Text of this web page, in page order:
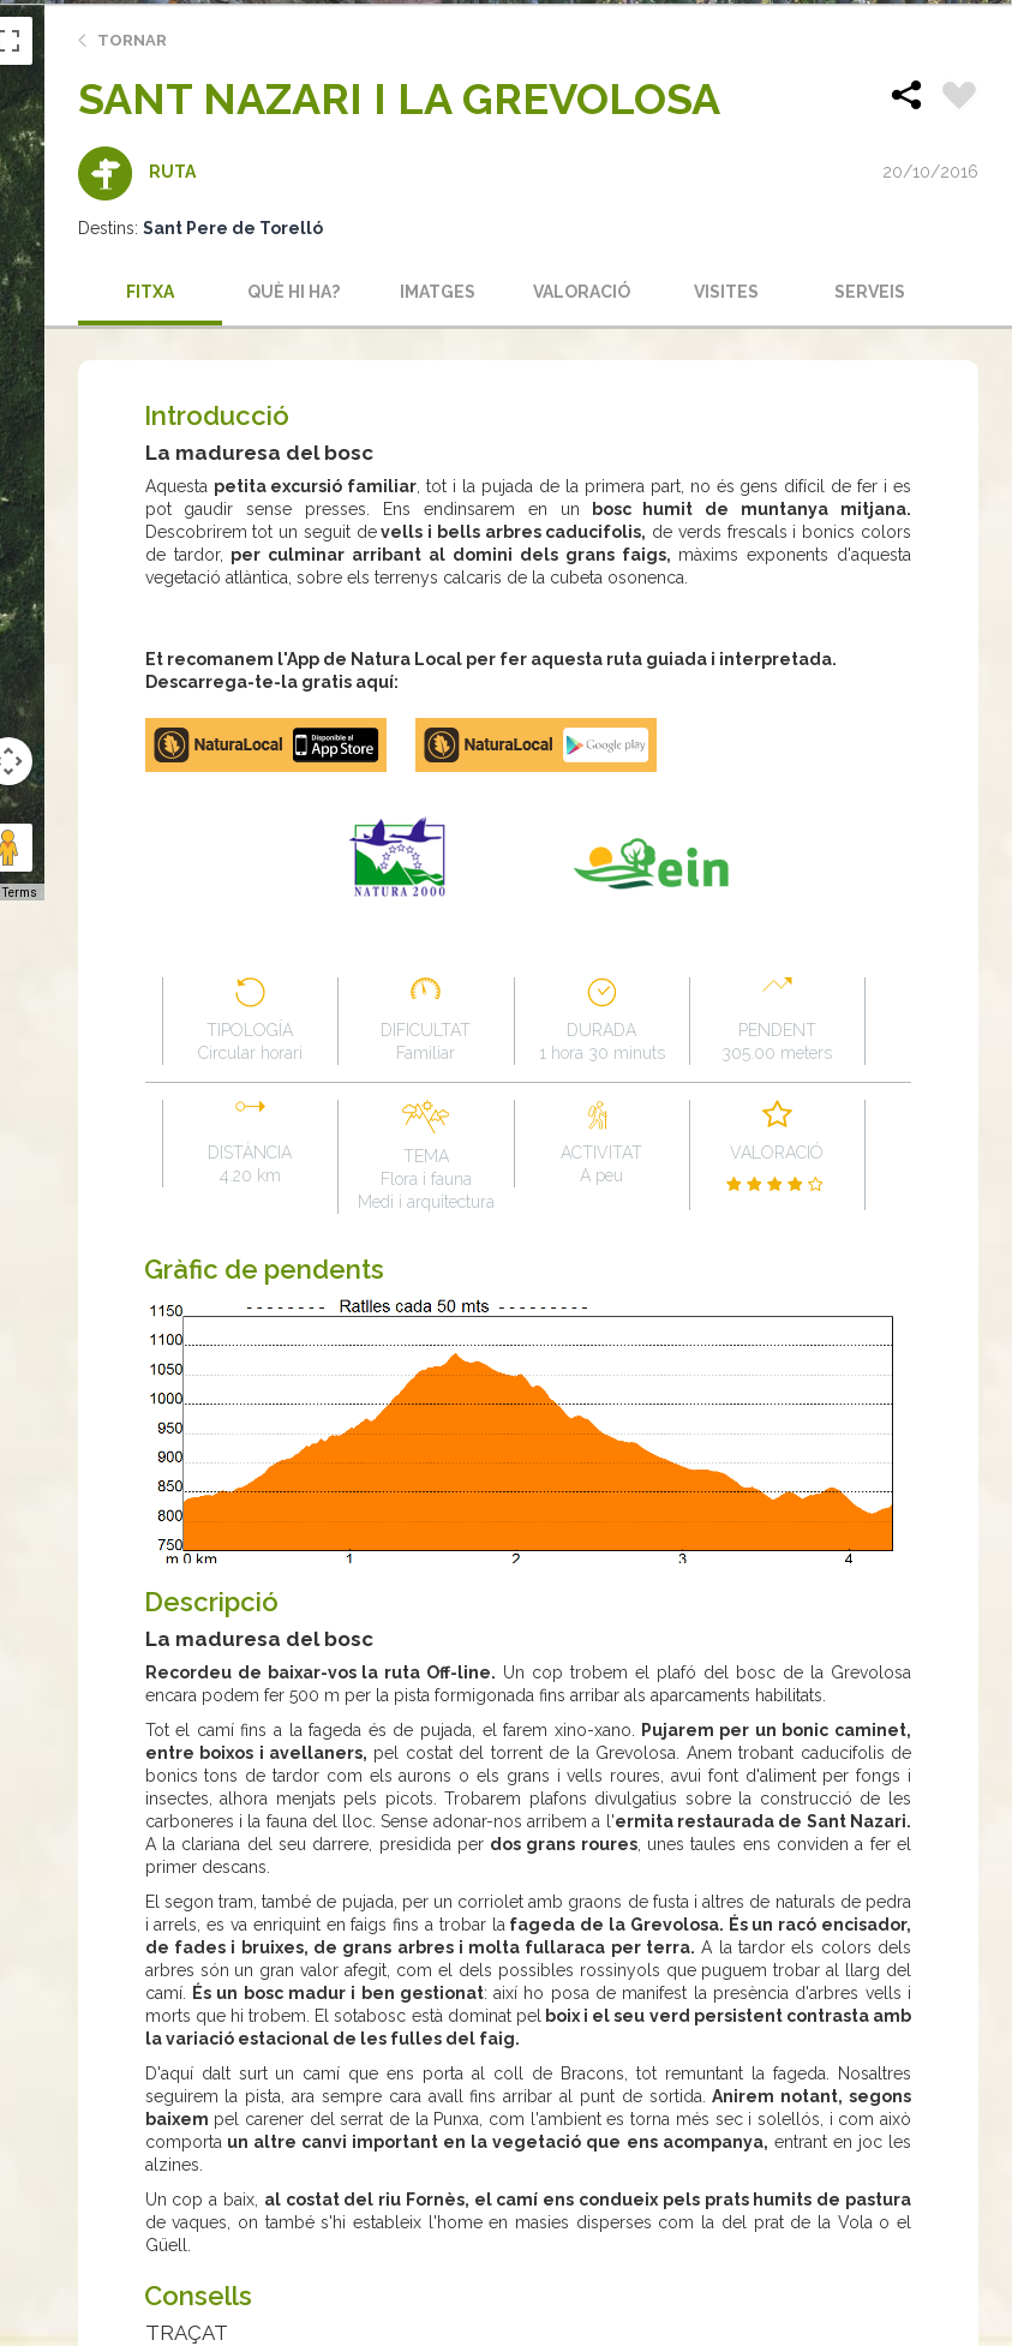
Terms
TORNAR
SANT NAZARI I LA GREVOLOSA
RUTA 20/10/2016
Destins: Sant Pere de Torelló
FITXA QUÈ HI HA? IMATGES VALORACIÓ VISITES SERVEIS
Introducció
La maduresa del bosc
Aquesta petita excursió familiar, tot i la pujada de la primera part, no és gens difícil de fer i es
pot gaudir sense presses. Ens endinsarem en un bosc humit de muntanya mitjana.
Descobrirem tot un seguit devells i bells arbres caducifolis, de verds frescals i bonics colors
de tardor, per culminar arribant al domini dels grans faigs, màxims exponents d'aquesta
vegetació atlàntica, sobre els terrenys calcaris de la cubeta osonenca.
Et recomanem l'App de Natura Local per fer aquesta ruta guiada i interpretada.
Descarrega-te-la gratis aquí:
Apple
store
Google
Play
TIPOLOGÍA
Circular horari
DIFICULTAT
Familiar
DURADA
1 hora 30 minuts
PENDENT
305.00 meters
DISTÀNCIA
4.20 km
TEMA
Flora i fauna
Medi i arquitectura
ACTIVITAT
A peu
VALORACIÓ
Gràfic de pendents
Descripció
La maduresa del bosc
Recordeu de baixar-vos la ruta Off-line. Un cop trobem el plafó del bosc de la Grevolosa
encara podem fer 500 m per la pista formigonada fins arribar als aparcaments habilitats.
Tot el camí fins a la fageda és de pujada, el farem xino-xano.
Pujarem per un bonic caminet,
entre boixos i avellaners, pel costat del torrent de la Grevolosa. Anem trobant caducifolis de
bonics tons de tardor com els aurons o els grans i vells roures, avui font d'aliment per fongs i
insectes, alhora menjats pels picots. Trobarem plafons divulgatius sobre la construcció de les
carboneres i la fauna del lloc. Sense adonar-nos arribem a l'ermita restaurada de Sant Nazari.
A la clariana del seu darrere, presidida per dos grans roures, unes taules ens conviden a fer el
primer descans.
El segon tram, també de pujada, per un corriolet amb graons de fusta i altres de naturals de pedra
i arrels, es va enriquint en faigs fins a trobar la fageda de la Grevolosa. És un racó encisador,
de fades i bruixes, de grans arbres i molta fullaraca per terra. A la tardor els colors dels
arbres són un gran valor afegit, com el dels possibles rossinyols que puguem trobar al llarg del
camí. És un bosc madur i ben gestionat: així ho posa de manifest la presència d'arbres vells i
morts que hi trobem. El sotabosc està dominat pel boix i el seu verd persistent contrasta amb
la variació estacional de les fulles del faig.
D'aquí dalt surt un camí que ens porta al coll de Bracons, tot remuntant la fageda. Nosaltres
seguirem la pista, ara sempre cara avall fins arribar al punt de sortida.Anirem notant, segons
baixem pel carener del serrat de la Punxa, com l'ambient es torna més sec i solellós, i com això
comporta un altre canvi important en la vegetació que ens acompanya, entrant en joc les
alzines.
Un cop a baix, al costat del riu Fornès, el camí ens condueix pels prats humits de pastura
de vaques, on també s'hi estableix l'home en masies disperses com la del prat de la Vola o el
Güell.
Consells
TRAÇAT